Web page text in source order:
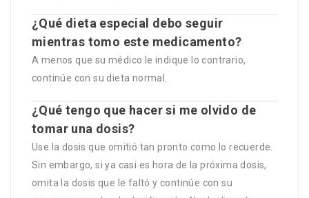
¿Qué dieta especial debo seguir
mientras tomo este medicamento?
A menos que su médico le indique lo contrario,
continúe con su dieta normal.
¿Qué tengo que hacer si me olvido de
tomar una dosis?
Use la dosis que omitió tan pronto como lo recuerde.
Sin embargo, si ya casi es hora de la próxima dosis,
omita la dosis que le faltó y continúe con su